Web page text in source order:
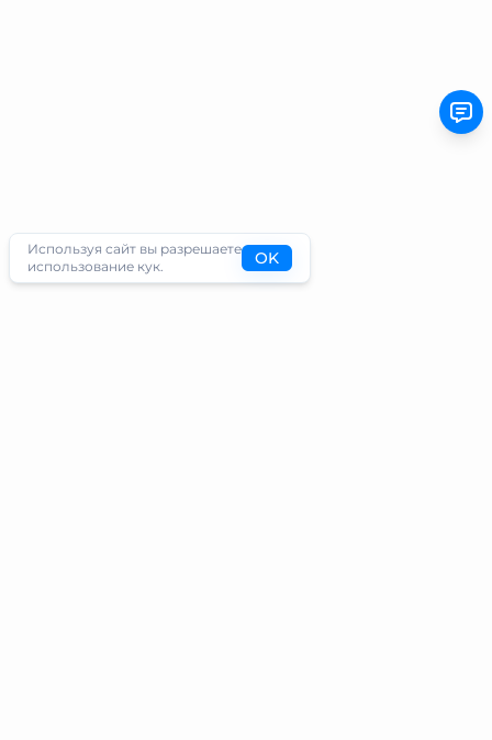
Используя сайт вы разрешаете
использование кук.
OK